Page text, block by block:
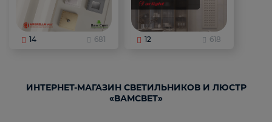
14 681 12 618
ИНТЕРНЕТ-МАГАЗИН СВЕТИЛЬНИКОВ И ЛЮСТР
«ВАМСВЕТ»